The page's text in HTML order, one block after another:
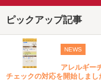
ピックアップ記事
NEWS
アレルギー
チェックの対応を開始しまし